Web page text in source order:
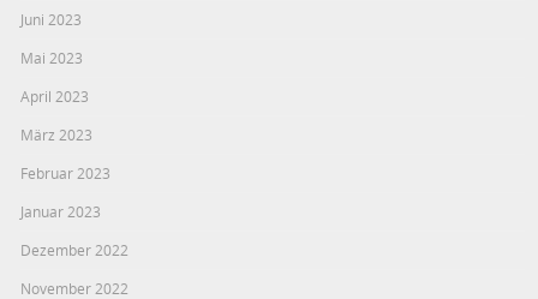
Juni 2023
Mai 2023
April 2023
März 2023
Februar 2023
Januar 2023
Dezember 2022
November 2022